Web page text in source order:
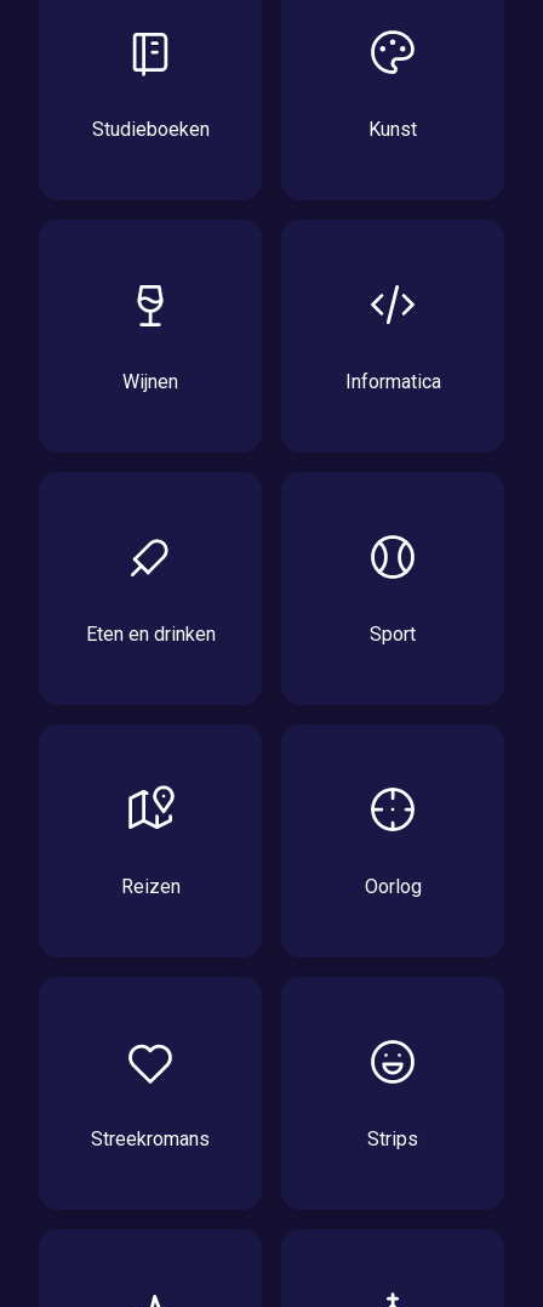
Studieboeken Kunst
Wijnen Informatica
Eten en drinken Sport
Reizen Oorlog
Streekromans Strips